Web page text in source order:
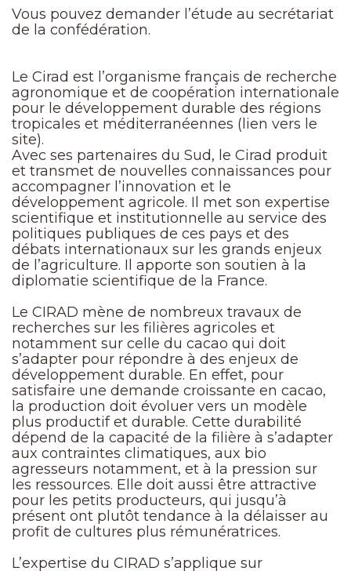
Vous pouvez demander l’étude au secrétariat
de la confédération.
Le Cirad est l’organisme français de recherche
agronomique et de coopération internationale
pour le développement durable des régions
tropicales et méditerranéennes (lien vers le
site).
Avec ses partenaires du Sud, le Cirad produit
et transmet de nouvelles connaissances pour
accompagner l’innovation et le
développement agricole. Il met son expertise
scientifique et institutionnelle au service des
politiques publiques de ces pays et des
débats internationaux sur les grands enjeux
de l’agriculture. Il apporte son soutien à la
diplomatie scientifique de la France.
Le CIRAD mène de nombreux travaux de
recherches sur les filières agricoles et
notamment sur celle du cacao qui doit
s’adapter pour répondre à des enjeux de
développement durable. En effet, pour
satisfaire une demande croissante en cacao,
la production doit évoluer vers un modèle
plus productif et durable. Cette durabilité
dépend de la capacité de la filière à s’adapter
aux contraintes climatiques, aux bio
agresseurs notamment, et à la pression sur
les ressources. Elle doit aussi être attractive
pour les petits producteurs, qui jusqu’à
présent ont plutôt tendance à la délaisser au
profit de cultures plus rémunératrices.
L’expertise du CIRAD s’applique sur